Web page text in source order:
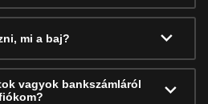
mi a baj?
vagyok bankszámláról